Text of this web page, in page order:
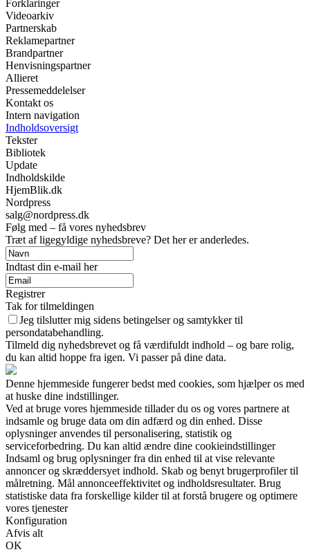
Forklaringer
Videoarkiv
Partnerskab
Reklamepartner
Brandpartner
Henvisningspartner
Allieret
Pressemeddelelser
Kontakt os
Intern navigation
Indholdsoversigt
Tekster
Bibliotek
Update
Indholdskilde
HjemBlik.dk
Nordpress
salg@nordpress.dk
Følg med – få vores nyhedsbrev
Træt af ligegyldige nyhedsbreve? Det her er anderledes.
Indtast din e-mail her
Registrer
Tak for tilmeldingen
Jeg tilslutter mig sidens betingelser og samtykker til
persondatabehandling.
Tilmeld dig nyhedsbrevet og få værdifuldt indhold – og bare rolig,
du kan altid hoppe fra igen. Vi passer på dine data.
Denne hjemmeside fungerer bedst med cookies, som hjælper os med
at huske dine indstillinger.
Ved at bruge vores hjemmeside tillader du os og vores partnere at
indsamle og bruge data om din adfærd og din enhed. Disse
oplysninger anvendes til personalisering, statistik og
serviceforbedring. Du kan altid ændre dine cookieindstillinger
Indsaml og brug oplysninger fra din enhed til at vise relevante
annoncer og skræddersyet indhold. Skab og benyt brugerprofiler til
målretning. Mål annonceeffektivitet og indholdsresultater. Brug
statistiske data fra forskellige kilder til at forstå brugere og optimere
vores tjenester
Konfiguration
Afvis alt
OK